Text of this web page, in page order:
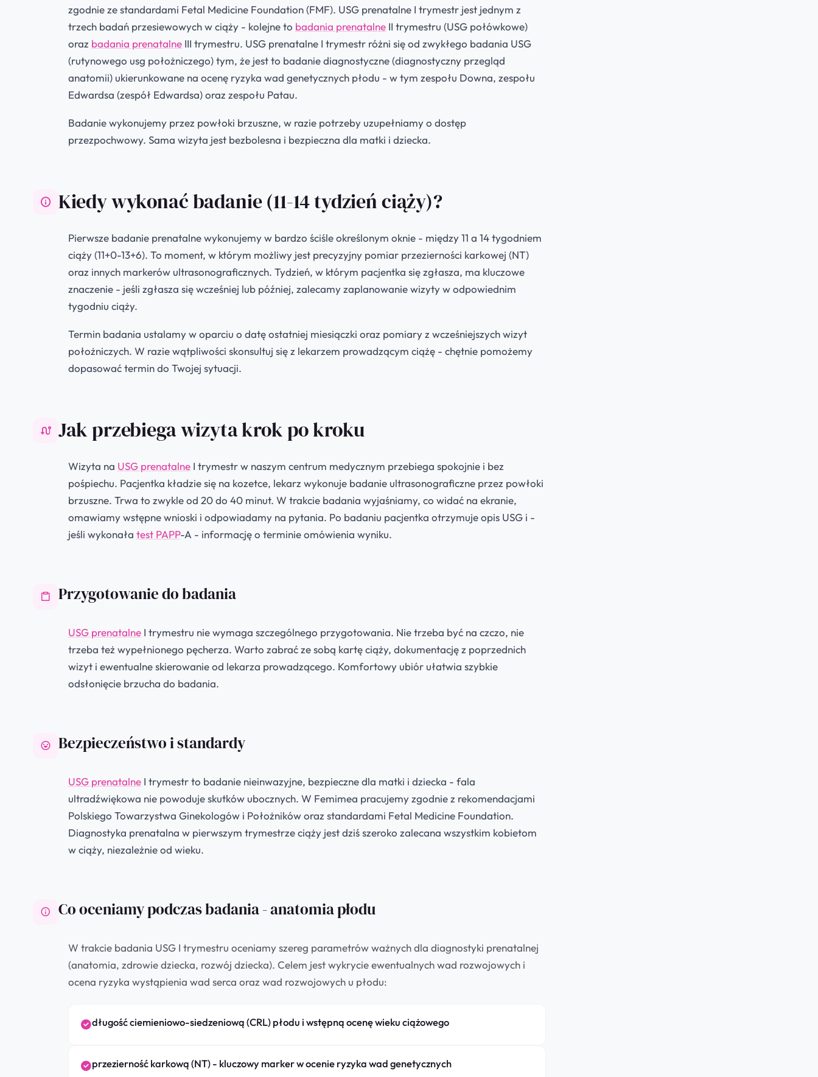
zgodnie ze standardami Fetal Medicine Foundation (FMF). USG prenatalne I trymestr jest jednym z
trzech badań przesiewowych w ciąży - kolejne to badania prenatalneII trymestru (USG połówkowe)
oraz badania prenatalneIII trymestru. USG prenatalne I trymestr różni się od zwykłego badania USG
(rutynowego usg położniczego) tym, że jest to badanie diagnostyczne (diagnostyczny przegląd
anatomii) ukierunkowane na ocenę ryzyka wad genetycznych płodu - w tym zespołu Downa, zespołu
Edwardsa (zespół Edwardsa) oraz zespołu Patau.
Badanie wykonujemy przez powłoki brzuszne, w razie potrzeby uzupełniamy o dostęp
przezpochwowy. Sama wizyta jest bezbolesna i bezpieczna dla matki i dziecka.
Kiedy wykonać badanie (11-14 tydzień ciąży)?
Pierwsze badanie prenatalne wykonujemy w bardzo ściśle określonym oknie - między 11 a 14 tygodniem
ciąży (11+0-13+6). To moment, w którym możliwy jest precyzyjny pomiar przezierności karkowej (NT)
oraz innych markerów ultrasonograficznych. Tydzień, w którym pacjentka się zgłasza, ma kluczowe
znaczenie - jeśli zgłasza się wcześniej lub później, zalecamy zaplanowanie wizyty w odpowiednim
tygodniu ciąży.
Termin badania ustalamy w oparciu o datę ostatniej miesiączki oraz pomiary z wcześniejszych wizyt
położniczych. W razie wątpliwości skonsultuj się z lekarzem prowadzącym ciążę - chętnie pomożemy
dopasować termin do Twojej sytuacji.
Jak przebiega wizyta krok po kroku
Wizyta na USG prenatalneI trymestr w naszym centrum medycznym przebiega spokojnie i bez
pośpiechu. Pacjentka kładzie się na kozetce, lekarz wykonuje badanie ultrasonograficzne przez powłoki
brzuszne. Trwa to zwykle od 20 do 40 minut. W trakcie badania wyjaśniamy, co widać na ekranie,
omawiamy wstępne wnioski i odpowiadamy na pytania. Po badaniu pacjentka otrzymuje opis USG i -
jeśli wykonała test PAPP-A - informację o terminie omówienia wyniku.
Przygotowanie do badania
USG prenatalneI trymestru nie wymaga szczególnego przygotowania. Nie trzeba być na czczo, nie
trzeba też wypełnionego pęcherza. Warto zabrać ze sobą kartę ciąży, dokumentację z poprzednich
wizyt i ewentualne skierowanie od lekarza prowadzącego. Komfortowy ubiór ułatwia szybkie
odsłonięcie brzucha do badania.
Bezpieczeństwo i standardy
USG prenatalneI trymestr to badanie nieinwazyjne, bezpieczne dla matki i dziecka - fala
ultradźwiękowa nie powoduje skutków ubocznych. W Femimea pracujemy zgodnie z rekomendacjami
Polskiego Towarzystwa Ginekologów i Położników oraz standardami Fetal Medicine Foundation.
Diagnostyka prenatalna w pierwszym trymestrze ciąży jest dziś szeroko zalecana wszystkim kobietom
w ciąży, niezależnie od wieku.
Co oceniamy podczas badania - anatomia płodu
W trakcie badania USG I trymestru oceniamy szereg parametrów ważnych dla diagnostyki prenatalnej
(anatomia, zdrowie dziecka, rozwój dziecka). Celem jest wykrycie ewentualnych wad rozwojowych i
ocena ryzyka wystąpienia wad serca oraz wad rozwojowych u płodu:
długość ciemieniowo-siedzeniową (CRL) płodu i wstępną ocenę wieku ciążowego
przezierność karkową (NT) - kluczowy marker w ocenie ryzyka wad genetycznych